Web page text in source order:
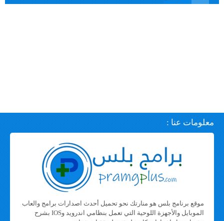
معلومات عنا :
موقع برنامج بلس هو منارتك نحو تحميل أحدث اصدارات برامج والعاب
الموبايل والأجهزة اللوحية التي تعمل بنظامي اندرويد وIOS بشرح